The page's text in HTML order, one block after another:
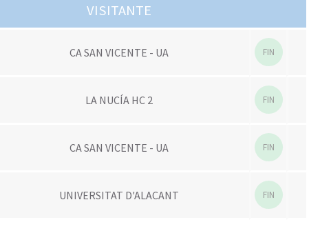
VISITANTE
CA SAN VICENTE - UA FIN
LA NUCÍA HC 2 FIN
CA SAN VICENTE - UA FIN
UNIVERSITAT D'ALACANT FIN